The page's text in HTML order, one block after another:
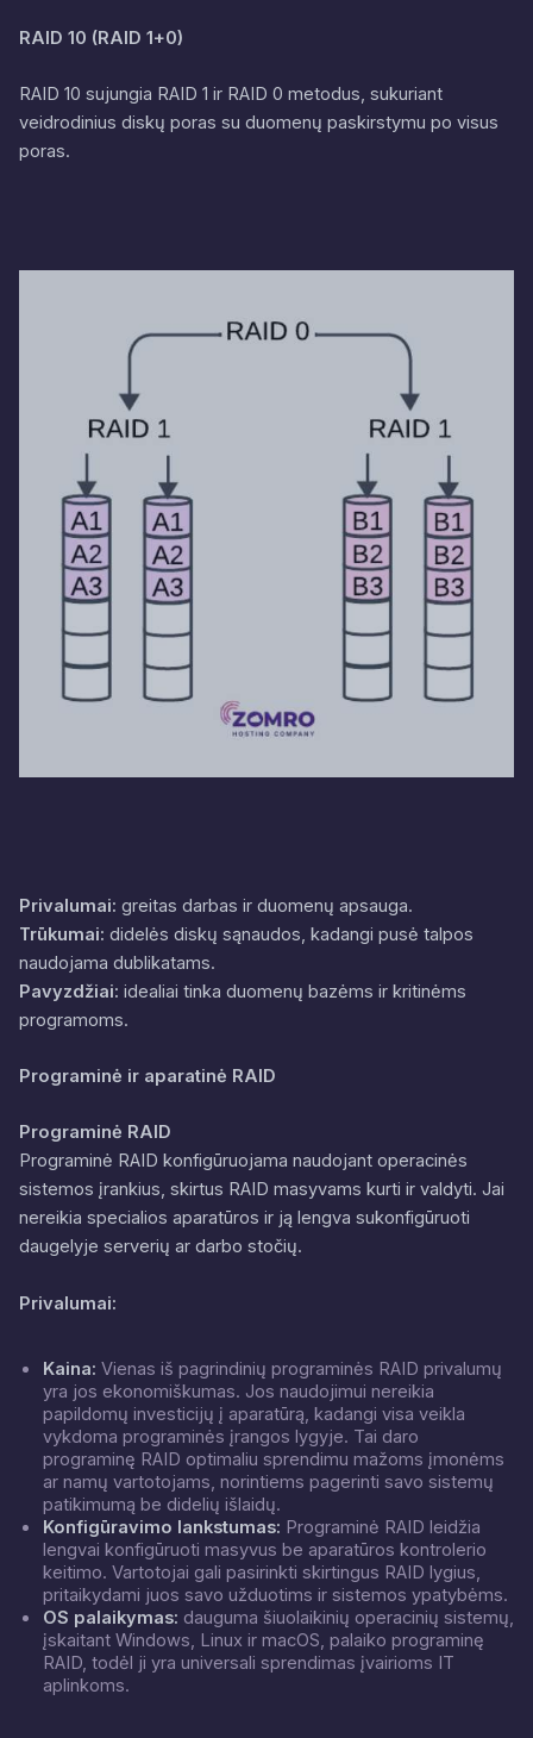
RAID 10 (RAID 1+0)
RAID 10 sujungia RAID 1 ir RAID 0 metodus, sukuriant
veidrodinius diskų poras su duomenų paskirstymu po visus
poras.
Privalumai: greitas darbas ir duomenų apsauga.
Trūkumai: didelės diskų sąnaudos, kadangi pusė talpos
naudojama dublikatams.
Pavyzdžiai: idealiai tinka duomenų bazėms ir kritinėms
programoms.
Programinė ir aparatinė RAID
Programinė RAID
Programinė RAID konfigūruojama naudojant operacinės
sistemos įrankius, skirtus RAID masyvams kurti ir valdyti. Jai
nereikia specialios aparatūros ir ją lengva sukonfigūruoti
daugelyje serverių ar darbo stočių.
Privalumai:
Kaina: Vienas iš pagrindinių programinės RAID privalumų
yra jos ekonomiškumas. Jos naudojimui nereikia
papildomų investicijų į aparatūrą, kadangi visa veikla
vykdoma programinės įrangos lygyje. Tai daro
programinę RAID optimaliu sprendimu mažoms įmonėms
ar namų vartotojams, norintiems pagerinti savo sistemų
patikimumą be didelių išlaidų.
Konfigūravimo lankstumas: Programinė RAID leidžia
lengvai konfigūruoti masyvus be aparatūros kontrolerio
keitimo. Vartotojai gali pasirinkti skirtingus RAID lygius,
pritaikydami juos savo užduotims ir sistemos ypatybėms.
OS palaikymas: dauguma šiuolaikinių operacinių sistemų,
įskaitant Windows, Linux ir macOS, palaiko programinę
RAID, todėl ji yra universali sprendimas įvairioms IT
aplinkoms.